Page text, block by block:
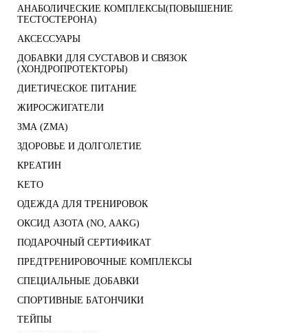
АНАБОЛИЧЕСКИЕ КОМПЛЕКСЫ(ПОВЫШЕНИЕ
ТЕСТОСТЕРОНА)
АКСЕССУАРЫ
ДОБАВКИ ДЛЯ СУСТАВОВ И СВЯЗОК
(ХОНДРОПРОТЕКТОРЫ)
ДИЕТИЧЕСКОЕ ПИТАНИЕ
ЖИРОСЖИГАТЕЛИ
ЗМА (ZMA)
ЗДОРОВЬЕ И ДОЛГОЛЕТИЕ
КРЕАТИН
KETO
ОДЕЖДА ДЛЯ ТРЕНИРОВОК
ОКСИД АЗОТА (NO, AAKG)
ПОДАРОЧНЫЙ СЕРТИФИКАТ
ПРЕДТРЕНИРОВОЧНЫЕ КОМПЛЕКСЫ
СПЕЦИАЛЬНЫЕ ДОБАВКИ
СПОРТИВНЫЕ БАТОНЧИКИ
ТЕЙПЫ